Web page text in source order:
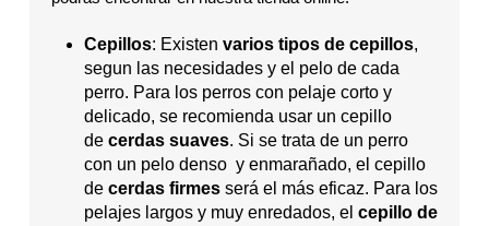
Cepillos: Existen varios tipos de cepillos,
segun las necesidades y el pelo de cada
perro. Para los perros con pelaje corto y
delicado, se recomienda usar un cepillo
decerdas suaves. Si se trata de un perro
con un pelo denso y enmarañado, el cepillo
de cerdas firmesserá el más eficaz. Para los
pelajes largos y muy enredados, el cepillo de